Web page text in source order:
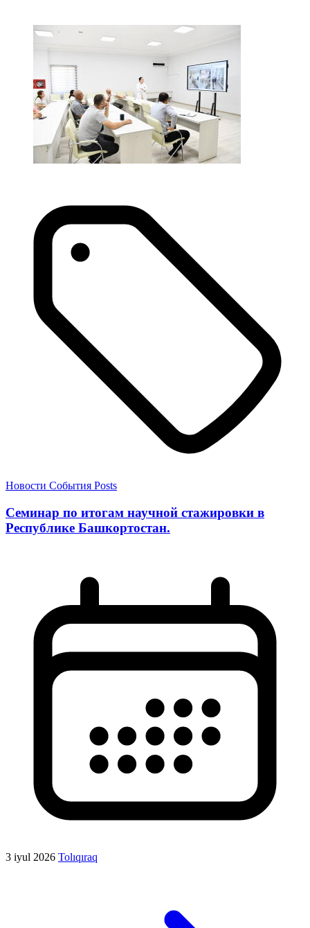
Новости События Posts
Семинар по итогам научной стажировки в
Республике Башкортостан.
3 iyul 2026 Tolıqıraq